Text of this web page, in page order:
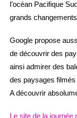
l’océan Pacifique
grands
Google propose
de découvrir des
ainsi admirer des
des paysages
A découvrir
Le site de la journée